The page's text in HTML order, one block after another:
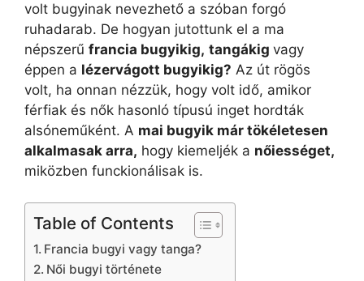
volt bugyinak nevezhető a szóban forgó
ruhadarab. De hogyan jutottunk el a ma
népszerű francia bugyikig, tangákig vagy
éppen a lézervágott bugyikig? Az út rögös
volt, ha onnan nézzük, hogy volt idő, amikor
férfiak és nők hasonló típusú inget hordták
alsóneműként. A mai bugyik már tökéletesen
alkalmasak arra, hogy kiemeljék a nőiességet,
miközben funckionálisak is.
Table of Contents
Francia bugyi vagy tanga?
Női bugyi története